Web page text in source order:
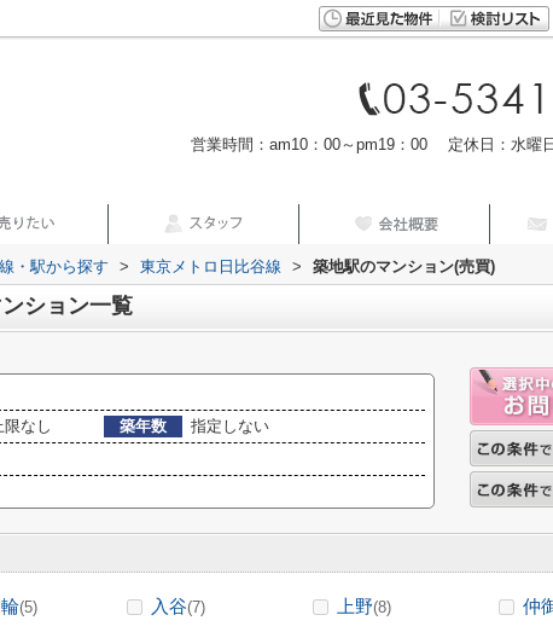
営業時間：am10：00～pm19：00 定休日：水曜
・駅から探す > 東京メトロ日比谷線 > 築地駅のマンション(売買)
ション一覧
なし 築年数
指定しない
(5) 入谷(7) 上野(8) 仲